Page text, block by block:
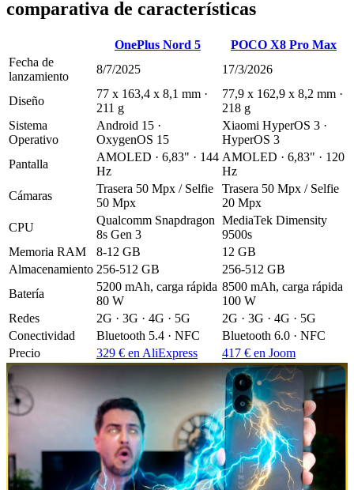
comparativa de características
OnePlus Nord 5
POCO X8 Pro Max
Fecha de
lanzamiento
8/7/2025 17/3/2026
Diseño
77 x 163,4 x 8,1 mm ·
211 g
77,9 x 162,9 x 8,2 mm ·
218 g
Sistema
Operativo
Android 15 ·
OxygenOS 15
Xiaomi HyperOS 3 ·
HyperOS 3
Pantalla
AMOLED · 6,83" · 144
Hz
AMOLED · 6,83" · 120
Hz
Cámaras
Trasera 50 Mpx / Selfie
50 Mpx
Trasera 50 Mpx / Selfie
20 Mpx
CPU
Qualcomm Snapdragon
8s Gen 3
MediaTek Dimensity
9500s
Memoria RAM
8-12 GB
12 GB
Almacenamiento 256-512 GB
256-512 GB
Batería
5200 mAh, carga rápida
80 W
8500 mAh, carga rápida
100 W
Redes
2G · 3G · 4G · 5G
2G · 3G · 4G · 5G
Conectividad
Bluetooth 5.4 · NFC
Bluetooth 6.0 · NFC
Precio
329 € en AliExpress 417 € en Joom